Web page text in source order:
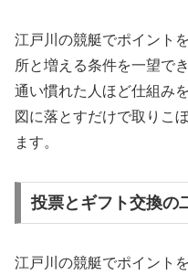
江戸川の競艇でポイント
所と増える条件を一望で
通い慣れた人ほど仕組み
図に落とすだけで取りこ
ます。
投票とギフト交換の
江戸川の競艇でポイント